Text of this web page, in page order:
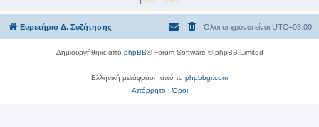
σ
Ευρετήριο Δ. Συζήτησης Όλοι οι χρόνοι είναι UTC+03:00
Δημιουργήθηκε από phpBB® Forum Software © phpBB Limited
Ελληνική μετάφραση από το phpbbgr.com
Απόρρητο|Όροι